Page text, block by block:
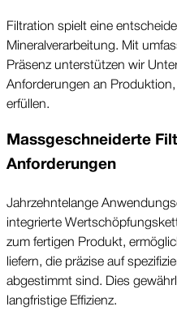
Filtration spielt eine
Mineral­ver­arbeitung. Mit
Präsenz unter­stützen wir
Anfor­derungen an
erfüllen.
Mass­geschneiderte
Anfor­derungen
Jahr­zehnte­lange
integrierte
zum fertigen Produkt,
liefern, die präzise auf
abge­stimmt sind. Dies
lang­fristige Effizienz.